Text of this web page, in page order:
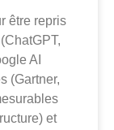
être repris
AI
(Gartner,
et